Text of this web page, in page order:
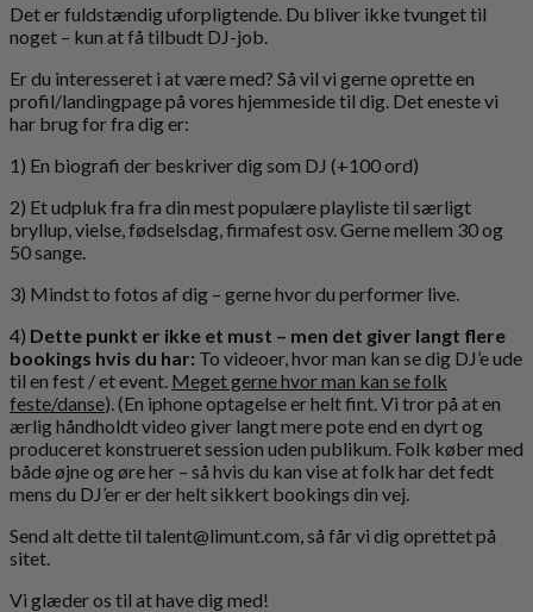
Det er fuldstændig uforpligtende. Du bliver ikke tvunget til
noget – kun at få tilbudt DJ-job.
Er du interesseret i at være med? Så vil vi gerne oprette en
profil/landingpage på vores hjemmeside til dig. Det eneste vi
har brug for fra dig er:
1) En biografi der beskriver dig som DJ (+100 ord)
2) Et udpluk fra fra din mest populære playliste til særligt
bryllup, vielse, fødselsdag, firmafest osv. Gerne mellem 30 og
50 sange.
3) Mindst to fotos af dig – gerne hvor du performer live.
4) Dette punkt er ikke et must – men det giver langt flere
bookings hvis du har: To videoer, hvor man kan se dig DJ’e ude
til en fest / et event. Meget gerne hvor man kan se folk
feste/danse). (En iphone optagelse er helt fint. Vi tror på at en
ærlig håndholdt video giver langt mere pote end en dyrt og
produceret konstrueret session uden publikum. Folk køber med
både øjne og øre her – så hvis du kan vise at folk har det fedt
mens du DJ’er er der helt sikkert bookings din vej.
Send alt dette til talent@limunt.com, så får vi dig oprettet på
sitet.
Vi glæder os til at have dig med!